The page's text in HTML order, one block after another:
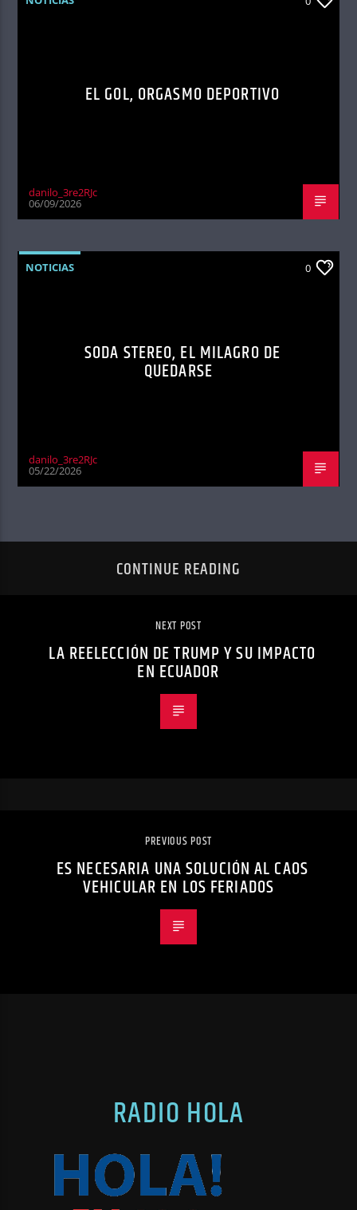
EL GOL, ORGASMO DEPORTIVO
danilo_3re2RJc
06/09/2026
NOTICIAS 0
SODA STEREO, EL MILAGRO DE
QUEDARSE
danilo_3re2RJc
05/22/2026
CONTINUE READING
NEXT POST
LA REELECCIÓN DE TRUMP Y SU IMPACTO
EN ECUADOR
PREVIOUS POST
ES NECESARIA UNA SOLUCIÓN AL CAOS
VEHICULAR EN LOS FERIADOS
RADIO HOLA